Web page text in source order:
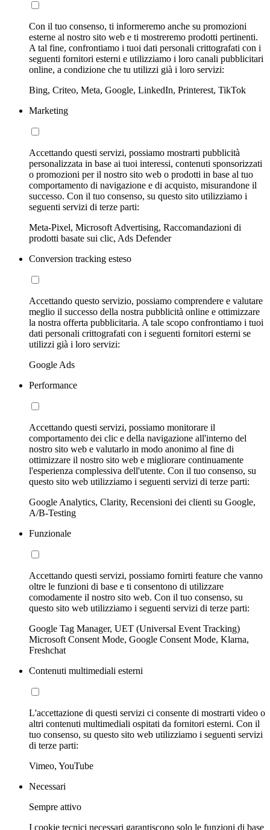
Con il tuo consenso, ti informeremo anche su promozioni
esterne al nostro sito web e ti mostreremo prodotti pertinenti.
A tal fine, confrontiamo i tuoi dati personali crittografati con i
seguenti fornitori esterni e utilizziamo i loro canali pubblicitari
online, a condizione che tu utilizzi già i loro servizi:
Bing, Criteo, Meta, Google, LinkedIn, Printerest, TikTok
Marketing
Accettando questi servizi, possiamo mostrarti pubblicità
personalizzata in base ai tuoi interessi, contenuti sponsorizzati
o promozioni per il nostro sito web o prodotti in base al tuo
comportamento di navigazione e di acquisto, misurandone il
successo. Con il tuo consenso, su questo sito utilizziamo i
seguenti servizi di terze parti:
Meta-Pixel, Microsoft Advertising, Raccomandazioni di
prodotti basate sui clic, Ads Defender
Conversion tracking esteso
Accettando questo servizio, possiamo comprendere e valutare
meglio il successo della nostra pubblicità online e ottimizzare
la nostra offerta pubblicitaria. A tale scopo confrontiamo i tuoi
dati personali crittografati con i seguenti fornitori esterni se
utilizzi già i loro servizi:
Google Ads
Performance
Accettando questi servizi, possiamo monitorare il
comportamento dei clic e della navigazione all'interno del
nostro sito web e valutarlo in modo anonimo al fine di
ottimizzare il nostro sito web e migliorare continuamente
l'esperienza complessiva dell'utente. Con il tuo consenso, su
questo sito web utilizziamo i seguenti servizi di terze parti:
Google Analytics, Clarity, Recensioni dei clienti su Google,
A/B-Testing
Funzionale
Accettando questi servizi, possiamo fornirti feature che vanno
oltre le funzioni di base e ti consentono di utilizzare
comodamente il nostro sito web. Con il tuo consenso, su
questo sito web utilizziamo i seguenti servizi di terze parti:
Google Tag Manager, UET (Universal Event Tracking)
Microsoft Consent Mode, Google Consent Mode, Klarna,
Freshchat
Contenuti multimediali esterni
L'accettazione di questi servizi ci consente di mostrarti video o
altri contenuti multimediali ospitati da fornitori esterni. Con il
tuo consenso, su questo sito web utilizziamo i seguenti servizi
di terze parti:
Vimeo, YouTube
Necessari
Sempre attivo
I cookie tecnici necessari garantiscono solo le funzioni di base